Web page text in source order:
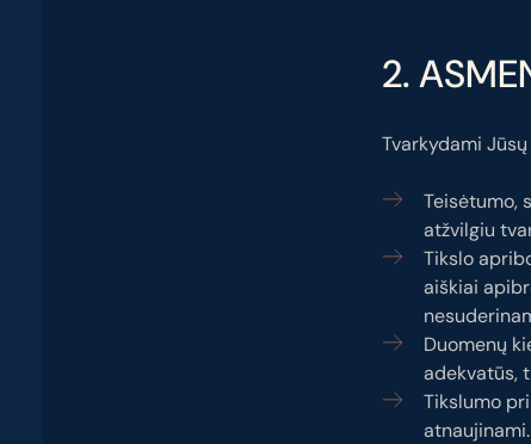
2.
Tvarkydami
Teisėtumo,
atžvilgiu
Tikslo
aiškiai
Duomenų
adekvatūs,
Tikslumo